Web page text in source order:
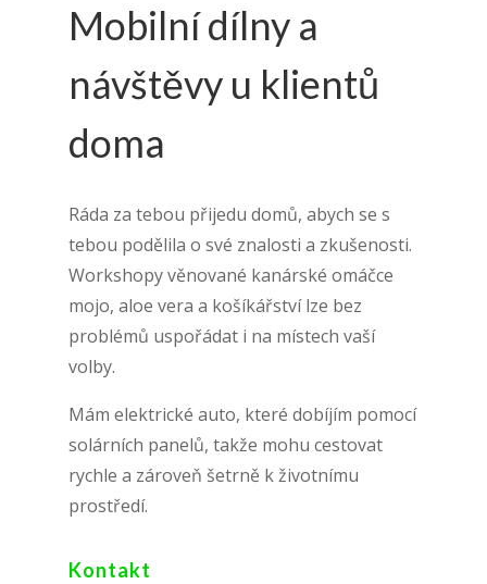
Mobilní dílny a
návštěvy u klientů
doma
Ráda za tebou přijedu domů, abych se s
tebou podělila o své znalosti a zkušenosti.
Workshopy věnované kanárské omáčce
mojo, aloe vera a košíkářství lze bez
problémů uspořádat i na místech vaší
volby.
Mám elektrické auto, které dobíjím pomocí
solárních panelů, takže mohu cestovat
rychle a zároveň šetrně k životnímu
prostředí.
Kontakt